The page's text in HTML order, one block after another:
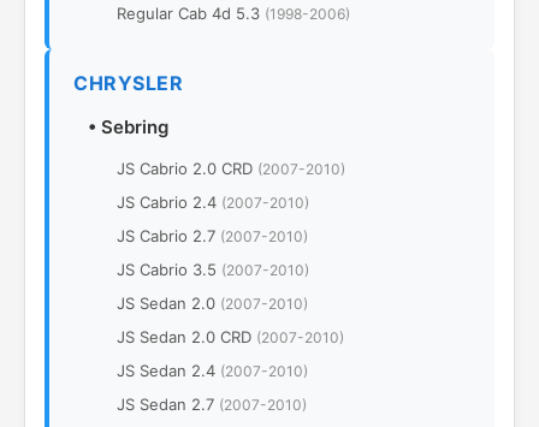
Regular Cab 4d 5.3 (1998-2006)
CHRYSLER
• Sebring
JS Cabrio 2.0 CRD (2007-2010)
JS Cabrio 2.4 (2007-2010)
JS Cabrio 2.7 (2007-2010)
JS Cabrio 3.5 (2007-2010)
JS Sedan 2.0 (2007-2010)
JS Sedan 2.0 CRD (2007-2010)
JS Sedan 2.4 (2007-2010)
JS Sedan 2.7 (2007-2010)